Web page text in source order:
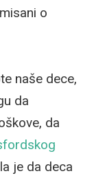
o
naše dece,
da
da
je da deca